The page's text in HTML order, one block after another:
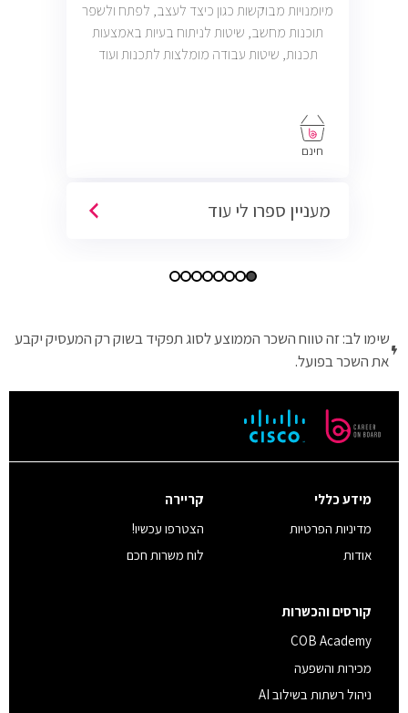
מיומנויות מבוקשות כגון כיצד לעצב, לפתח ולשפר
תוכנות מחשב, שיטות לניתוח בעיות באמצעות
תכנות, שיטות עבודה מומלצות לתכנות ועוד
חינם
מעניין ספרו לי עוד
שימו לב: זה טווח השכר הממוצע לסוג תפקיד בשוק רק המעסיק יקבע
את השכר בפועל.
מידע כללי
מדיניות הפרטיות
אודות
קריירה
הצטרפו עכשיו!
לוח משרות חכם
קורסים והכשרות
COB Academy
מכירות והשפעה
ניהול רשתות בשילוב AI